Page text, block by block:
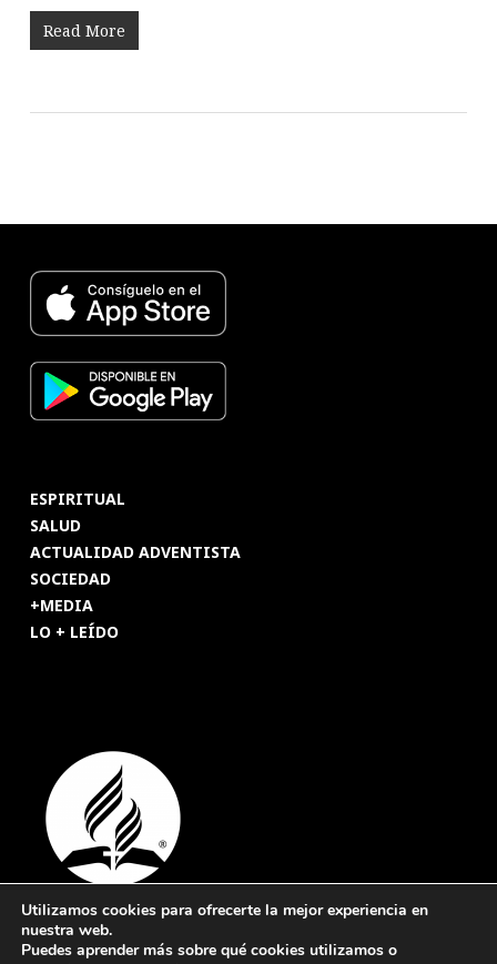
Read More
ESPIRITUAL
SALUD
ACTUALIDAD ADVENTISTA
SOCIEDAD
+MEDIA
LO + LEÍDO
© 2026 Revista Adventista de España. UICASDE. Derechos
Utilizamos cookies para ofrecerte la mejor experiencia en
nuestra web.
Puedes aprender más sobre qué cookies utilizamos o